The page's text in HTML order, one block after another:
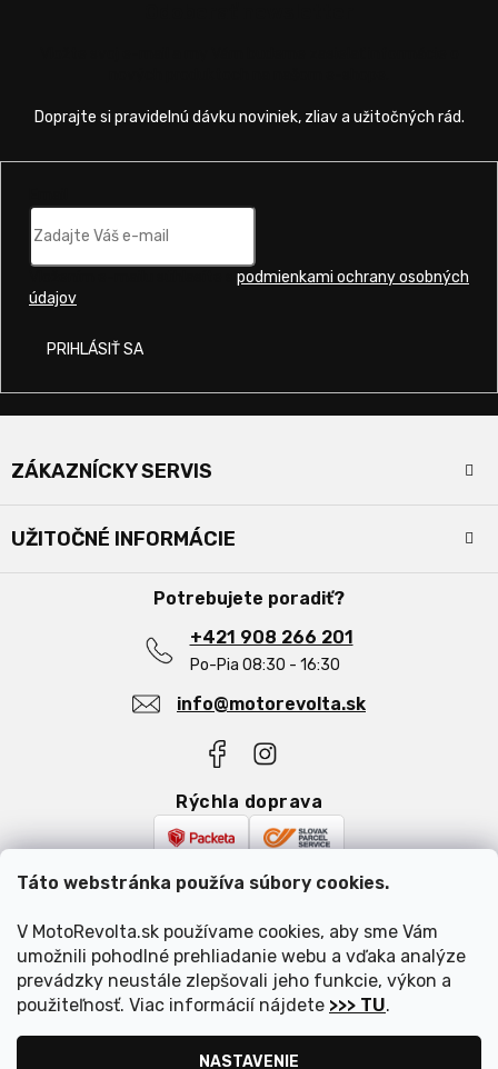
Táto webstránka používa súbory cookies.
V MotoRevolta.sk používame cookies, aby sme Vám
umožnili pohodlné prehliadanie webu a vďaka analýze
prevádzky neustále zlepšovali jeho funkcie, výkon a
použiteľnosť. Viac informácií nájdete >>> TU.
NASTAVENIE
podmienkami ochrany osobných
údajov
PRIHLÁSIŤ SA
ä
e
ZÁKAZNÍCKY SERVIS
Doprava a platba
Obchodné podmienky
Podmienky ochrany osobných údajov
Reklamácia a vrátenie tovaru
UŽITOČNÉ INFORMÁCIE
Potrebujete poradiť?
+421 908 266 201
Po-Pia 08:30 - 16:30
info@motorevolta.sk
Rýchla doprava
Bezpečná platba